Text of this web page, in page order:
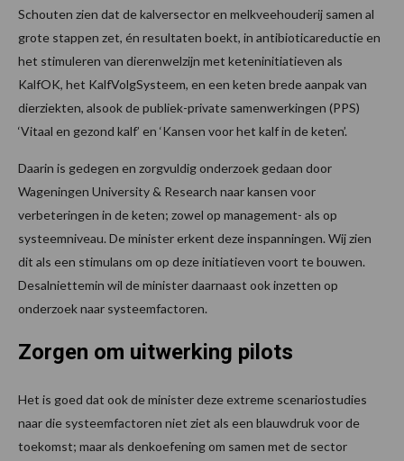
Schouten zien dat de kalversector en melkveehouderij samen al
grote stappen zet, én resultaten boekt, in antibioticareductie en
het stimuleren van dierenwelzijn met keteninitiatieven als
KalfOK, het KalfVolgSysteem, en een keten brede aanpak van
dierziekten, alsook de publiek-private samenwerkingen (PPS)
‘Vitaal en gezond kalf’ en ‘Kansen voor het kalf in de keten’.
Daarin is gedegen en zorgvuldig onderzoek gedaan door
Wageningen University & Research naar kansen voor
verbeteringen in de keten; zowel op management- als op
systeemniveau. De minister erkent deze inspanningen. Wij zien
dit als een stimulans om op deze initiatieven voort te bouwen.
Desalniettemin wil de minister daarnaast ook inzetten op
onderzoek naar systeemfactoren.
Zorgen om uitwerking pilots
Het is goed dat ook de minister deze extreme scenariostudies
naar die systeemfactoren niet ziet als een blauwdruk voor de
toekomst; maar als denkoefening om samen met de sector